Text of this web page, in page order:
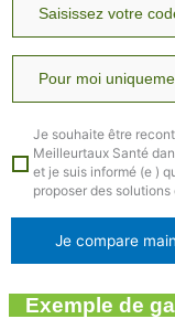
Exemple de
Je souhaite être
Meilleurtaux Santé
et je suis informé (e )
proposer des
Je compare